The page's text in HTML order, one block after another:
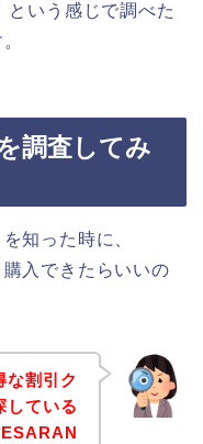
いう感じで調べた
調査してみ
知った時に、
入できたらいいの
割引ク
している